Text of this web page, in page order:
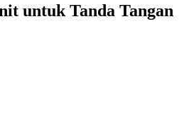
untuk Tanda Tangan